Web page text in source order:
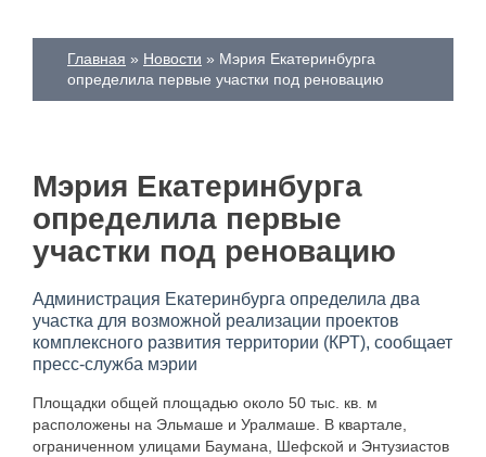
Главная Новости
Мэрия Екатеринбурга
определила первые участки под реновацию
Мэрия Екатеринбурга
определила первые
участки под реновацию
Администрация Екатеринбурга определила два
участка для возможной реализации проектов
комплексного развития территории (КРТ), сообщает
пресс-служба мэрии
Площадки общей площадью около 50 тыс. кв. м
расположены на Эльмаше и Уралмаше. В квартале,
ограниченном улицами Баумана, Шефской и Энтузиастов